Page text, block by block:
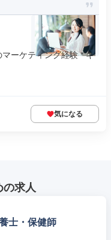
ーケティング経験 * キ
気になる
の求人
士・保健師